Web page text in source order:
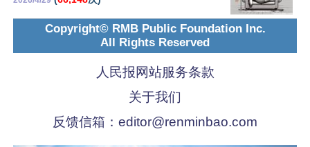
Copyright© RMB Public Foundation Inc.
All Rights Reserved
人民报网站服务条款
关于我们
反馈信箱： editor@renminbao.com